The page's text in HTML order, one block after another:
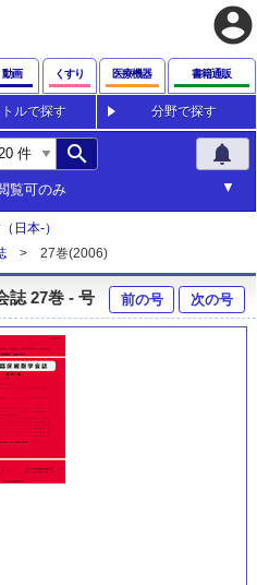
account_circle
動画 くすり 医療機器 書籍通販
ルで探す 分野で探す
search notifications
覧可のみ
日本-）
27巻(2006)
誌 27巻 - 号 前の号 次の号